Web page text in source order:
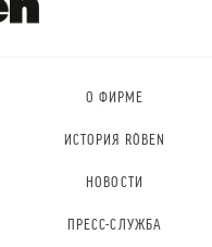
О ФИРМЕ
ИСТОРИЯ RÖBEN
НОВОСТИ
ПРЕСС-СЛУЖБА